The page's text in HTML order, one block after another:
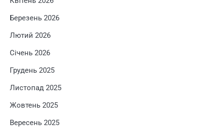
Березень 2026
Лютий 2026
Січень 2026
Грудень 2025
Листопад 2025
Жовтень 2025
Вересень 2025